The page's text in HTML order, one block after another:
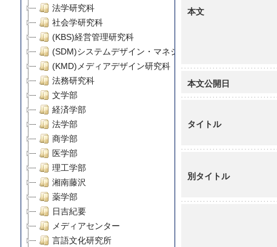
法学研究科
社会学研究科
(KBS)経営管理研究科
(SDM)システムデザイン・マネジメント研究科
(KMD)メディアデザイン研究科
法務研究科
文学部
経済学部
法学部
商学部
医学部
理工学部
湘南藤沢
薬学部
日吉紀要
メディアセンター
言語文化研究所
本文
本文公開日
タイトル
別タイトル